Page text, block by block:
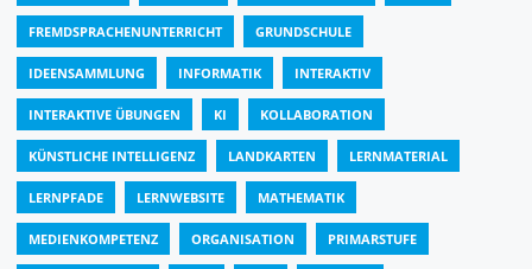
FREMDSPRACHENUNTERRICHT GRUNDSCHULE
IDEENSAMMLUNG INFORMATIK INTERAKTIV
INTERAKTIVE ÜBUNGEN KI KOLLABORATION
KÜNSTLICHE INTELLIGENZ LANDKARTEN LERNMATERIAL
LERNPFADE LERNWEBSITE MATHEMATIK
MEDIENKOMPETENZ ORGANISATION PRIMARSTUFE